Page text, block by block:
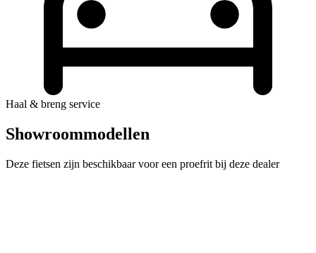
Haal & breng service
Showroommodellen
Deze fietsen zijn beschikbaar voor een proefrit bij deze dealer